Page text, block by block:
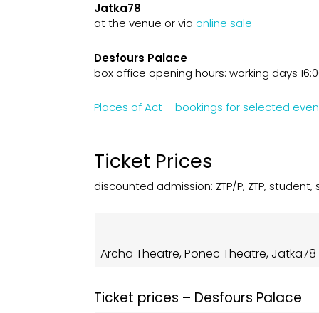
Jatka78
at the venue or via online sale
Desfours Palace
box office opening hours: working days
Places of Act – bookings for selected
Ticket Prices
discounted admission: ZTP/P, ZTP, student,
Archa Theatre, Ponec Theatre, Jatka78
Ticket prices – Desfours Palace